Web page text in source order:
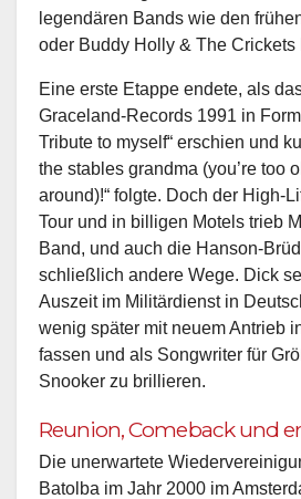
legendären Bands wie den
oder Buddy Holly & The Crickets
Eine erste Etappe endete, als
Graceland-Records 1991 in
Tribute to myself“ erschien und
the stables grandma (you’re too
around)!“ folgte. Doch der High-
Tour und in billigen Motels trieb
Band, und auch die Hanson-
schließlich andere Wege. Dick
Auszeit im Militärdienst in
wenig später mit neuem Antrieb
fassen und als Songwriter für
Snooker zu brillieren.
Reunion, Comeback und
Die unerwartete
Batolba im Jahr 2000 im